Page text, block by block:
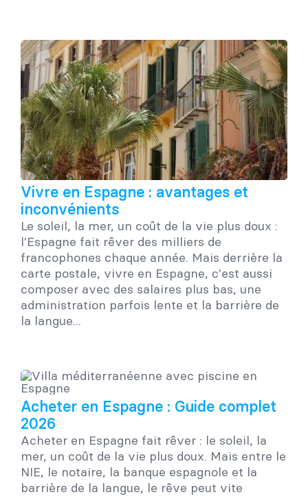
Vivre en Espagne : avantages et
inconvénients
Le soleil, la mer, un coût de la vie plus doux :
l'Espagne fait rêver des milliers de
francophones chaque année. Mais derrière la
carte postale, vivre en Espagne, c'est aussi
composer avec des salaires plus bas, une
administration parfois lente et la barrière de
la langue...
Acheter en Espagne : Guide complet
2026
Acheter en Espagne fait rêver : le soleil, la
mer, un coût de la vie plus doux. Mais entre le
NIE, le notaire, la banque espagnole et la
barrière de la langue, le rêve peut vite